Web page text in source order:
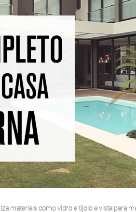
materiais como vidro e tijolo a vista para